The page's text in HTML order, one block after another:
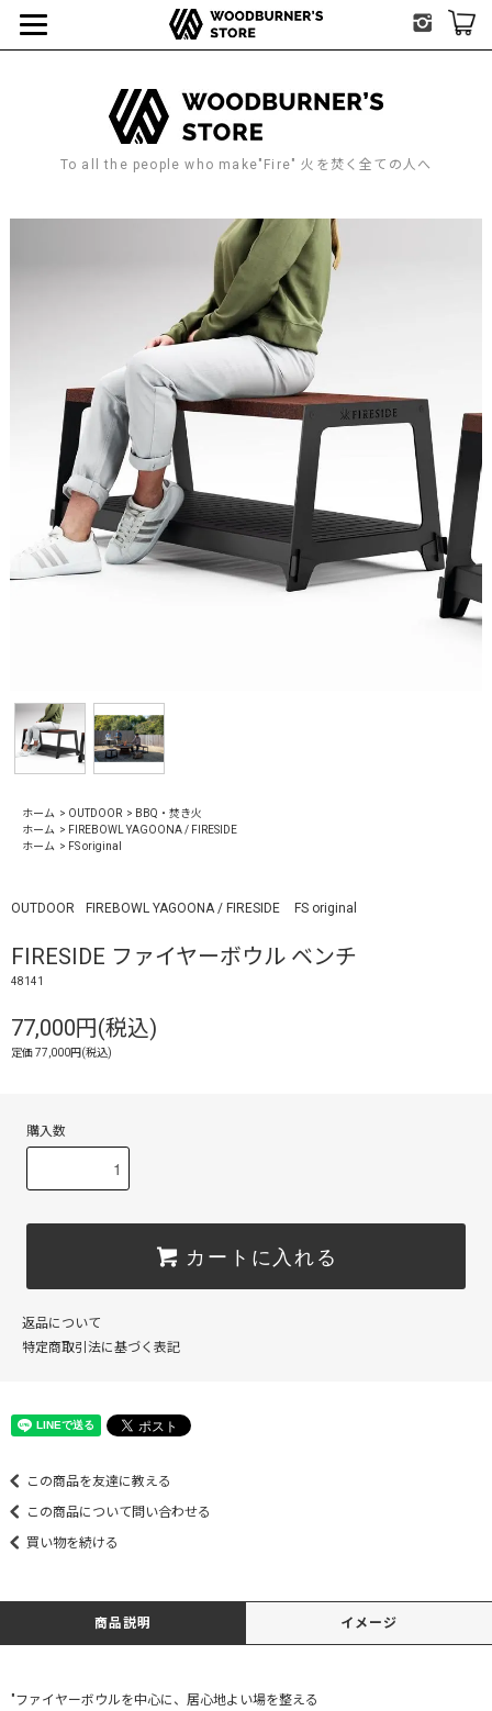
To all the people who make"Fire" 火を焚く全ての人へ
ホーム > OUTDOOR > BBQ・焚き火
ホーム > FIREBOWL YAGOONA / FIRESIDE
ホーム > FS original
OUTDOOR FIREBOWL YAGOONA / FIRESIDE FS original
FIRESIDE ファイヤーボウル ベンチ
48141
77,000円(税込)
定価 77,000円(税込)
購入数
カートに入れる
返品について
特定商取引法に基づく表記
この商品を友達に教える
この商品について問い合わせる
買い物を続ける
商品説明 イメージ
"ファイヤーボウルを中心に、居心地よい場を整える